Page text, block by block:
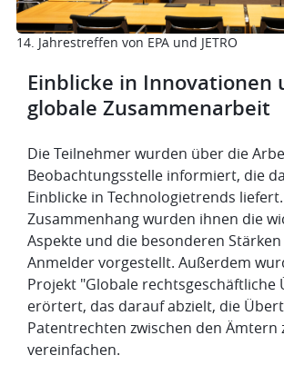
14. Jahrestreffen von EPA und JETRO
Einblicke in Innovationen
globale Zusammenarbeit
Die Teilnehmer wurden über die
Beobachtungsstelle informiert, die
Einblicke in Technologietrends
Zusammenhang wurden ihnen die
Aspekte und die besonderen
Anmelder vorgestellt. Außerdem
Projekt "Globale rechtsgeschäftliche
erörtert, das darauf abzielt, die
Patentrechten zwischen den Ämtern
vereinfachen.